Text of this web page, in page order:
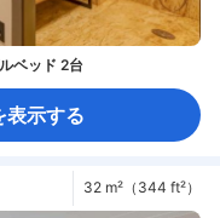
ベッド 2台
表示する
32 m²（344 ft²）